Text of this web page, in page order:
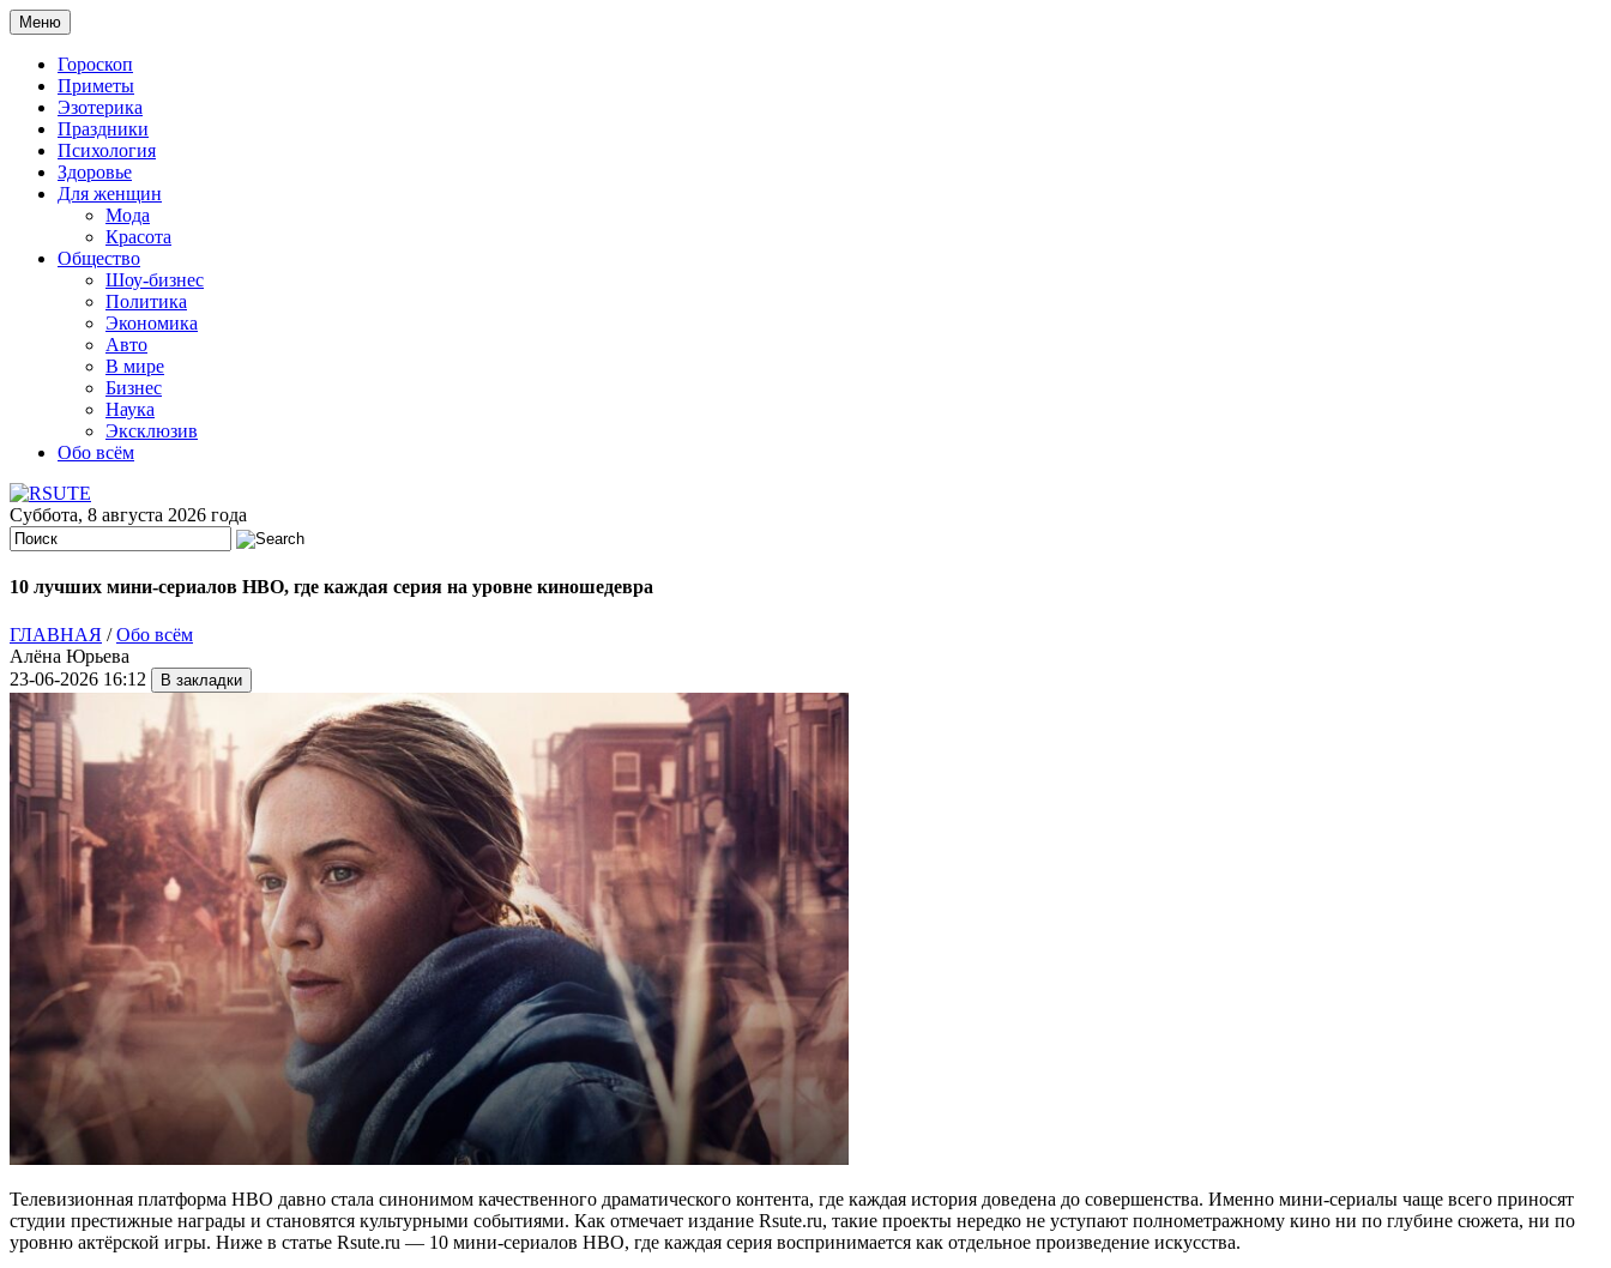
Меню
Гороскоп
Приметы
Эзотерика
Праздники
Психология
Здоровье
Для женщин
Мода
Красота
Общество
Шоу-бизнес
Политика
Экономика
Авто
В мире
Бизнес
Наука
Эксклюзив
Обо всём
Суббота, 8 августа 2026 года
10 лучших мини-сериалов HBO, где каждая серия на уровне киношедевра
ГЛАВНАЯ /Обо всём
Алёна Юрьева
23-06-2026 16:12
Телевизионная платформа HBO давно стала синонимом качественного драматического контента, где каждая история доведена до совершенства. Именно мини-сериалы чаще всего приносят
студии престижные награды и становятся культурными событиями. Как отмечает издание Rsute.ru, такие проекты нередко не уступают полнометражному кино ни по глубине сюжета, ни по
уровню актёрской игры. Ниже в статье Rsute.ru — 10 мини-сериалов HBO, где каждая серия воспринимается как отдельное произведение искусства.